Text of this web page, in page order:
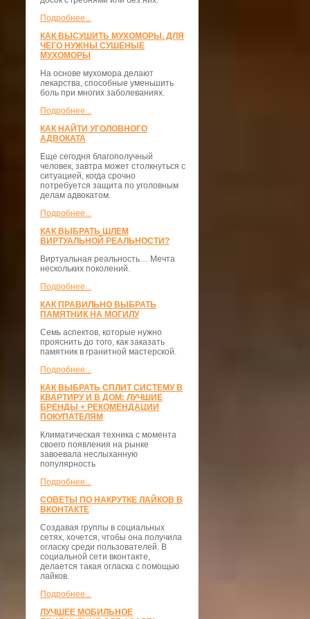
Подробнее...
КАК ВЫСУШИТЬ МУХОМОРЫ. ДЛЯ
ЧЕГО НУЖНЫ СУШЕНЫЕ
МУХОМОРЫ
На основе мухомора делают
лекарства, способные уменьшить
боль при многих заболеваниях.
Подробнее...
КАК НАЙТИ УГОЛОВНОГО
АДВОКАТА
Еще сегодня благополучный
человек, завтра может столкнуться с
ситуацией, когда срочно
потребуется защита по уголовным
делам адвокатом.
Подробнее...
КАК ВЫБРАТЬ ШЛЕМ
ВИРТУАЛЬНОЙ РЕАЛЬНОСТИ?
Виртуальная реальность… Мечта
нескольких поколений.
Подробнее...
КАК ПРАВИЛЬНО ВЫБРАТЬ
ПАМЯТНИК НА МОГИЛУ
Семь аспектов, которые нужно
прояснить до того, как заказать
памятник в гранитной мастерской.
Подробнее...
КАК ВЫБРАТЬ СПЛИТ СИСТЕМУ В
КВАРТИРУ И В ДОМ: ЛУЧШИЕ
БРЕНДЫ + РЕКОМЕНДАЦИИ
ПОКУПАТЕЛЯМ
Климатическая техника с момента
своего появления на рынке
завоевала неслыханную
популярность
Подробнее...
СОВЕТЫ ПО НАКРУТКЕ ЛАЙКОВ В
ВКОНТАКТЕ
Создавая группы в социальных
сетях, хочется, чтобы она получила
огласку среди пользователей. В
социальной сети вконтакте,
делается такая огласка с помощью
лайков.
Подробнее...
ЛУЧШЕЕ МОБИЛЬНОЕ